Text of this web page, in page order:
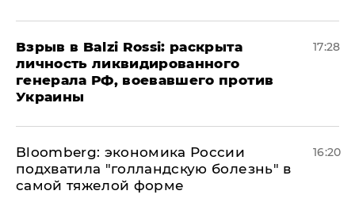
​Взрыв в Balzi Rossi: раскрыта
личность ликвидированного
генерала РФ, воевавшего против
Украины
17:28
Bloomberg: экономика России
подхватила "голландскую болезнь" в
самой тяжелой форме
16:20